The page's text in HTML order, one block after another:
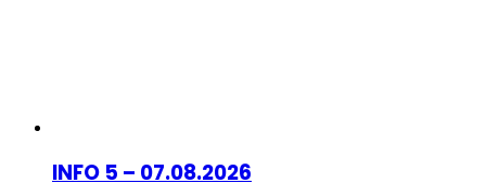
INFO 5 – 07.08.2026